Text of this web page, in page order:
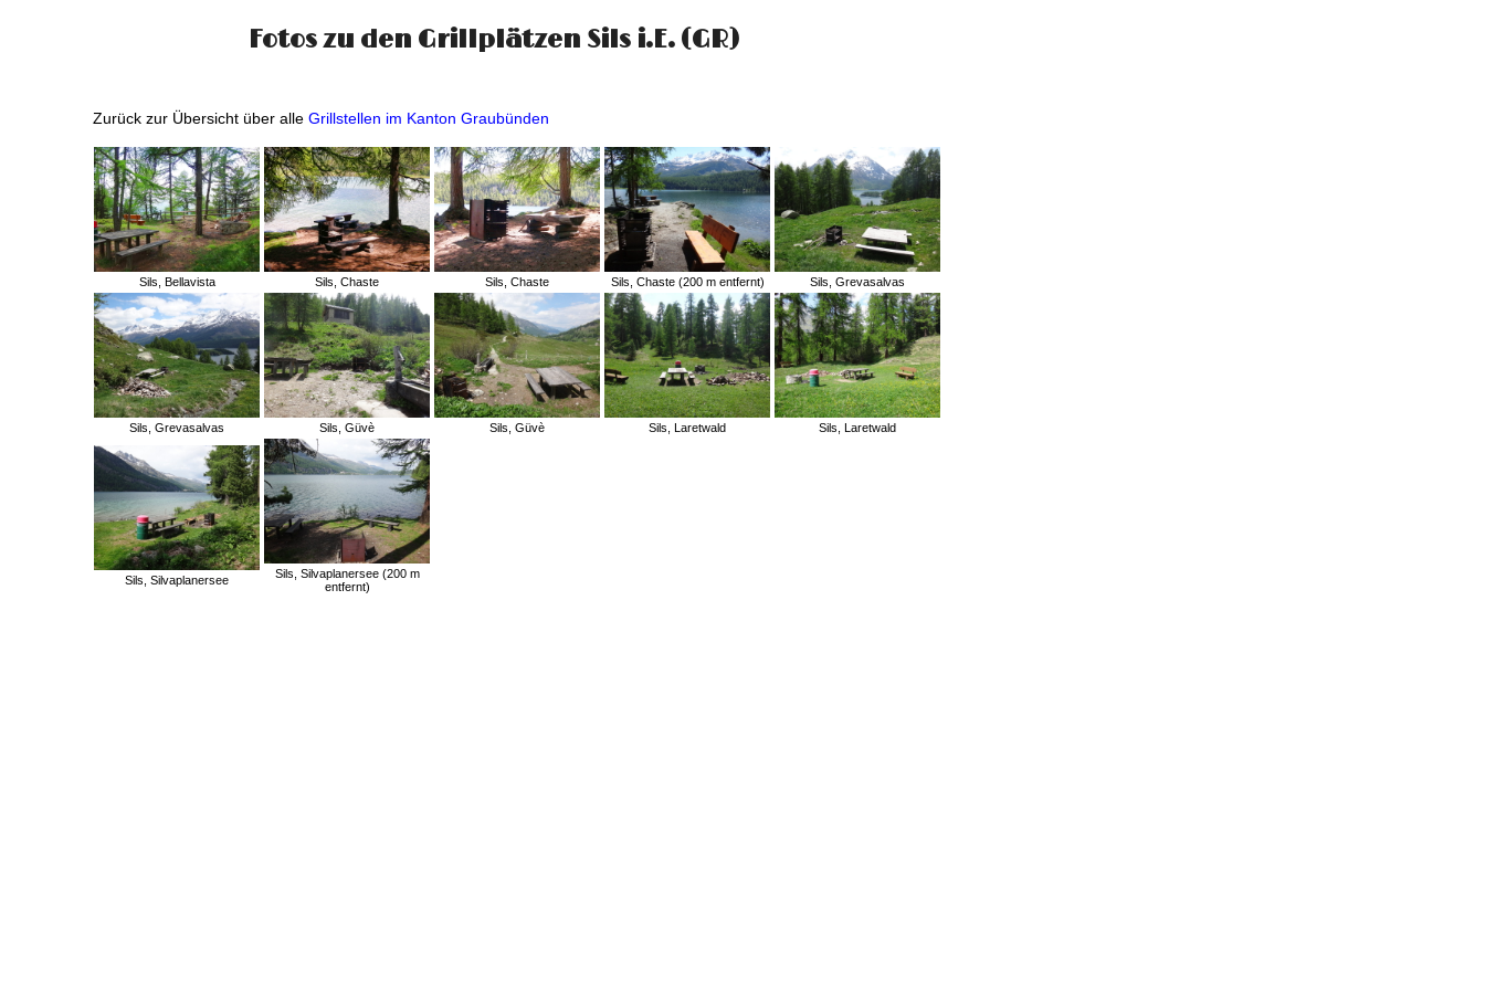
Fotos zu den Grillplätzen Sils i.E. (GR)
Zurück zur Übersicht über alle Grillstellen im Kanton Graubünden
Sils, Bellavista Sils, Chaste Sils, Chaste Sils, Chaste (200 m entfernt) Sils, Grevasalvas
Sils, Grevasalvas Sils, Güvè Sils, Güvè Sils, Laretwald Sils, Laretwald
Sils, Silvaplanersee
Sils, Silvaplanersee (200 m
entfernt)